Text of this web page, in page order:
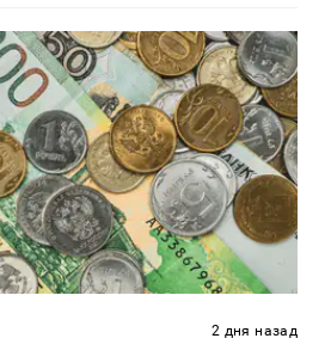
2 дня назад